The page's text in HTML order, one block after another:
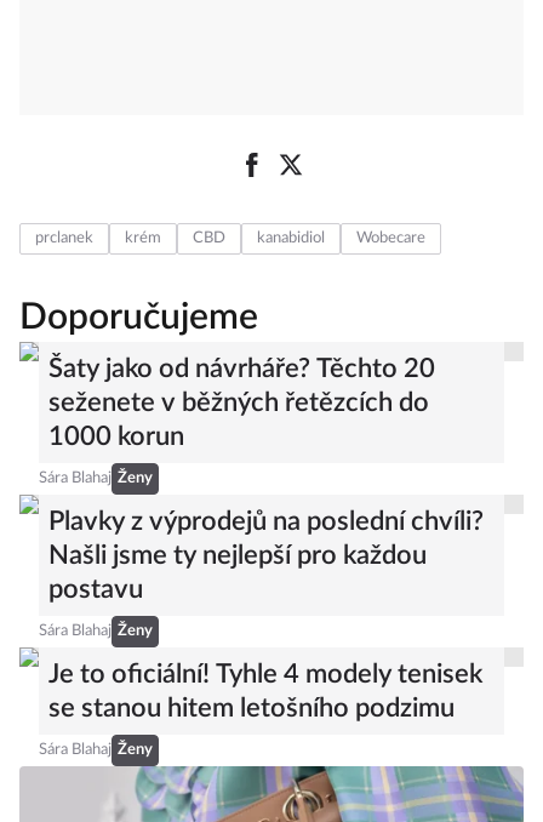
prclanek krém CBD kanabidiol Wobecare
Doporučujeme
Šaty jako od návrháře? Těchto 20
seženete v běžných řetězcích do
1000 korun
Sára Blahaj Ženy
Plavky z výprodejů na poslední chvíli?
Našli jsme ty nejlepší pro každou
postavu
Sára Blahaj Ženy
Je to oficiální! Tyhle 4 modely tenisek
se stanou hitem letošního podzimu
Sára Blahaj Ženy